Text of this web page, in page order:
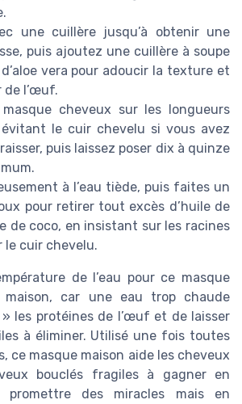
une cuillère jusqu’à obtenir une
puis ajoutez une cuillère à soupe
vera pour adoucir la texture et
de l’œuf.
cheveux sur les longueurs
évitant le cuir chevelu si vous avez
puis laissez poser dix à quinze
à l’eau tiède, puis faites un
pour retirer tout excès d’huile de
de coco, en insistant sur les racines
le cuir chevelu.
de l’eau pour ce masque
maison, car une eau trop chaude
les protéines de l’œuf et de laisser
à éliminer. Utilisé une fois toutes
ce masque maison aide les cheveux
bouclés fragiles à gagner en
promettre des miracles mais en